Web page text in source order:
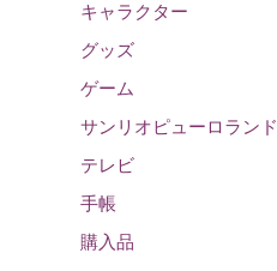
キャラクター
グッズ
ゲーム
サンリオピューロランド
テレビ
手帳
購入品